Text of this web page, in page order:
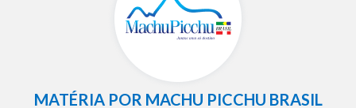
MATÉRIA POR MACHU PICCHU BRASIL